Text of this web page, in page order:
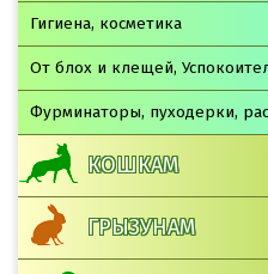
Гигиена, косметика
От блох и клещей,
Фурминаторы, пуходерки,
КОШКАМ
ГРЫЗУНАМ